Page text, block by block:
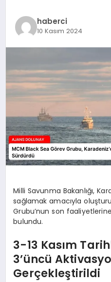
SAĞLIK
SPOR
haberci
10 Kasım 2024
Milli Savunma Bakanlığı,
sağlamak amacıyla
Grubu’nun son
bulundu.
3-13 Kasım
3’üncü
Gerçekleştirildi